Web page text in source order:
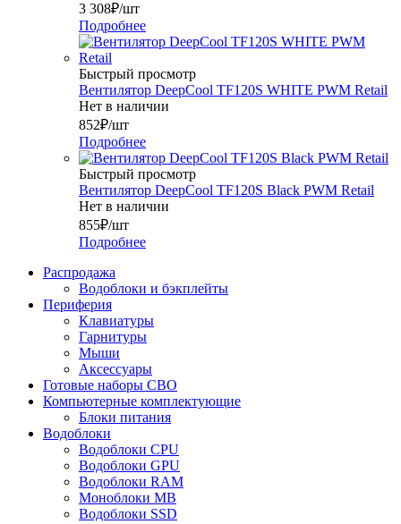
3 308₽/шт
Подробнее
Быстрый просмотр
Вентилятор DeepCool TF120S WHITE PWM Retail
Нет в наличии
852₽/шт
Подробнее
Быстрый просмотр
Вентилятор DeepCool TF120S Black PWM Retail
Нет в наличии
855₽/шт
Подробнее
Распродажа
Водоблоки и бэкплейты
Периферия
Клавиатуры
Гарнитуры
Мыши
Аксессуары
Готовые наборы СВО
Компьютерные комплектующие
Блоки питания
Водоблоки
Водоблоки CPU
Водоблоки GPU
Водоблоки RAM
Моноблоки MB
Водоблоки SSD